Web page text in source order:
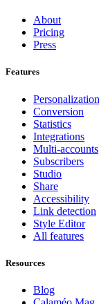
About
Pricing
Press
Features
Personalization
Conversion
Statistics
Integrations
Multi-accounts
Subscribers
Studio
Share
Accessibility
Link detection
Style Editor
All features
Resources
Blog